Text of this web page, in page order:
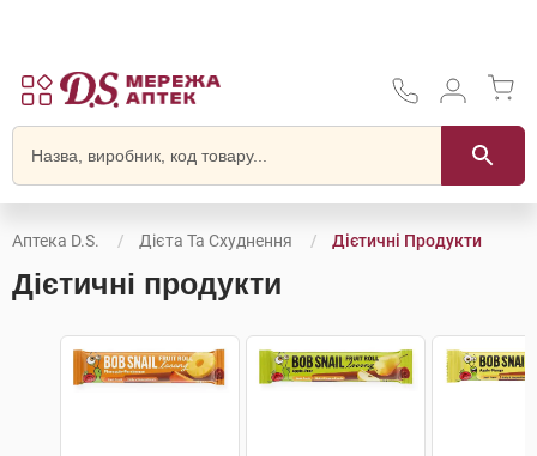
Аптека D.S. Дієта Та Схуднення Дієтичні Продукти
Дієтичні продукти